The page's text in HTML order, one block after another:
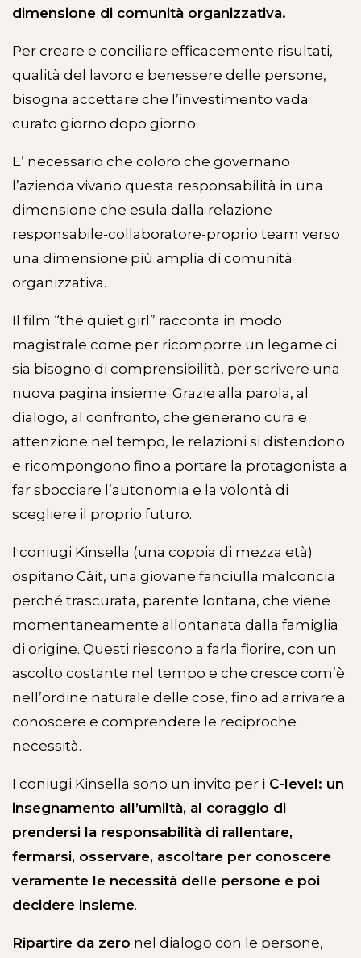
dimensione di comunità organizzativa.
Per creare e conciliare efficacemente risultati,
qualità del lavoro e benessere delle persone,
bisogna accettare che l’investimento vada
curato giorno dopo giorno.
E’ necessario che coloro che governano
l’azienda vivano questa responsabilità in una
dimensione che esula dalla relazione
responsabile-collaboratore-proprio team verso
una dimensione più amplia di comunità
organizzativa.
Il film “the quiet girl” racconta in modo
magistrale come per ricomporre un legame ci
sia bisogno di comprensibilità, per scrivere una
nuova pagina insieme. Grazie alla parola, al
dialogo, al confronto, che generano cura e
attenzione nel tempo, le relazioni si distendono
e ricompongono fino a portare la protagonista a
far sbocciare l’autonomia e la volontà di
scegliere il proprio futuro.
I coniugi Kinsella (una coppia di mezza età)
ospitano Cáit, una giovane fanciulla malconcia
perché trascurata, parente lontana, che viene
momentaneamente allontanata dalla famiglia
di origine. Questi riescono a farla fiorire, con un
ascolto costante nel tempo e che cresce com’è
nell’ordine naturale delle cose, fino ad arrivare a
conoscere e comprendere le reciproche
necessità.
I coniugi Kinsella sono un invito per i C-level: un
insegnamento all’umiltà, al coraggio di
prendersi la responsabilità di rallentare,
fermarsi, osservare, ascoltare per conoscere
veramente le necessità delle persone e poi
decidere insieme.
Ripartire da zero nel dialogo con le persone,